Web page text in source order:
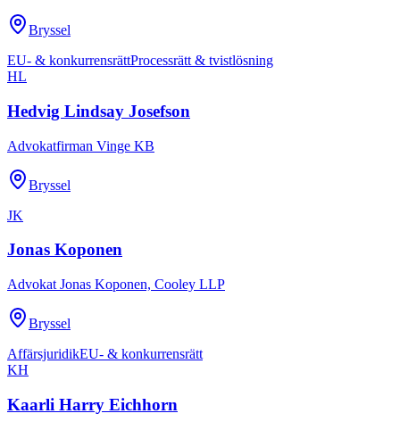
Bryssel
EU- & konkurrensrättProcessrätt & tvistlösning
HL
Hedvig Lindsay Josefson
Advokatfirman Vinge KB
Bryssel
JK
Jonas Koponen
Advokat Jonas Koponen, Cooley LLP
Bryssel
AffärsjuridikEU- & konkurrensrätt
KH
Kaarli Harry Eichhorn